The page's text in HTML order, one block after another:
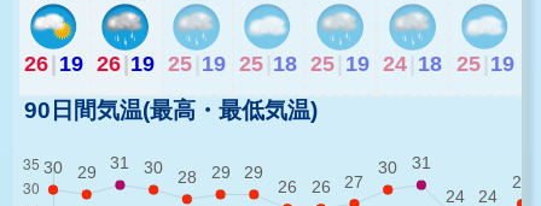
26| 19 26|19 25 19 25 18 25 19 24 18 25 19
90日間気温(最高・最低気温)